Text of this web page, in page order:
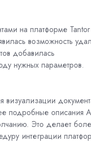
на платформе
возможность
добавилась
нужных параметров.
визуализации
подробные описания
Это делает
интеграции